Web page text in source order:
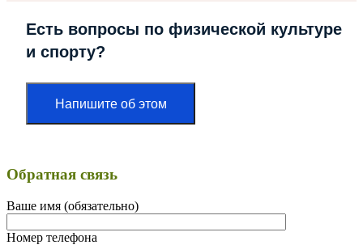
Есть вопросы по физической культуре
и спорту?
Напишите об этом
Обратная связь
Ваше имя (обязательно)
Номер телефона